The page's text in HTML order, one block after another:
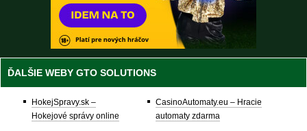
ĎALŠIE WEBY GTO SOLUTIONS
HokejSpravy.sk –
Hokejové správy online
CasinoAutomaty.eu – Hracie
automaty zdarma